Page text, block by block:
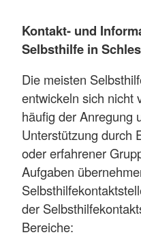
Kontakt- und
Selbsthilfe in
Die meisten
entwickeln sich nicht
häufig der Anregung
Unterstützung durch
oder erfahrener
Aufgaben
der
Bereiche: